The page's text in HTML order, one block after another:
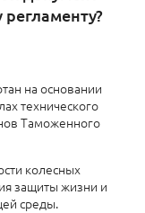
на основании
технического
Таможенного
колесных
защиты жизни и
среды.